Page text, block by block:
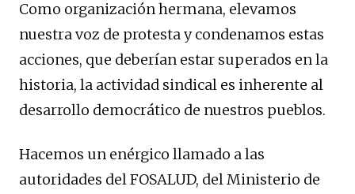
Como organización hermana, elevamos
nuestra voz de protesta y condenamos estas
acciones, que deberían estar superados en la
historia, la actividad sindical es inherente al
desarrollo democrático de nuestros pueblos.
Hacemos un enérgico llamado a las
autoridades del FOSALUD, del Ministerio de